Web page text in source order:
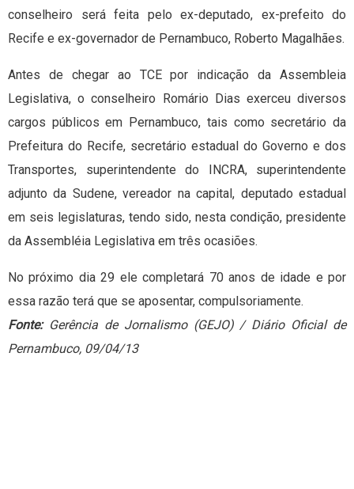
conselheiro será feita pelo ex-deputado, ex-prefeito do
Recife e ex-governador de Pernambuco, Roberto Magalhães.
Antes de chegar ao TCE por indicação da Assembleia
Legislativa, o conselheiro Romário Dias exerceu diversos
cargos públicos em Pernambuco, tais como secretário da
Prefeitura do Recife, secretário estadual do Governo e dos
Transportes, superintendente do INCRA, superintendente
adjunto da Sudene, vereador na capital, deputado estadual
em seis legislaturas, tendo sido, nesta condição, presidente
da Assembléia Legislativa em três ocasiões.
No próximo dia 29 ele completará 70 anos de idade e por
essa razão terá que se aposentar, compulsoriamente.
Fonte:Gerência de Jornalismo (GEJO) / Diário Oficial de
Pernambuco, 09/04/13